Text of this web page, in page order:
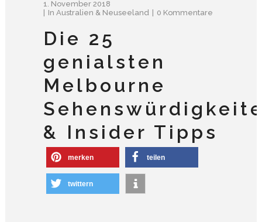
1. November 2018
In Australien & Neuseeland 0 Kommentare
Die 25
genialsten
Melbourne
& Insider Tipps
merken teilen
twittern